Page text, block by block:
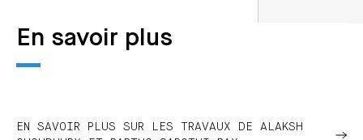
En savoir plus
EN SAVOIR PLUS SUR LES TRAVAUX DE ALAKSH